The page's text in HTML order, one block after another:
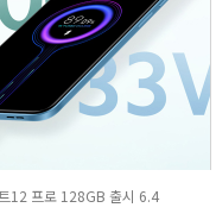
12 프로 128GB 출시 6.4